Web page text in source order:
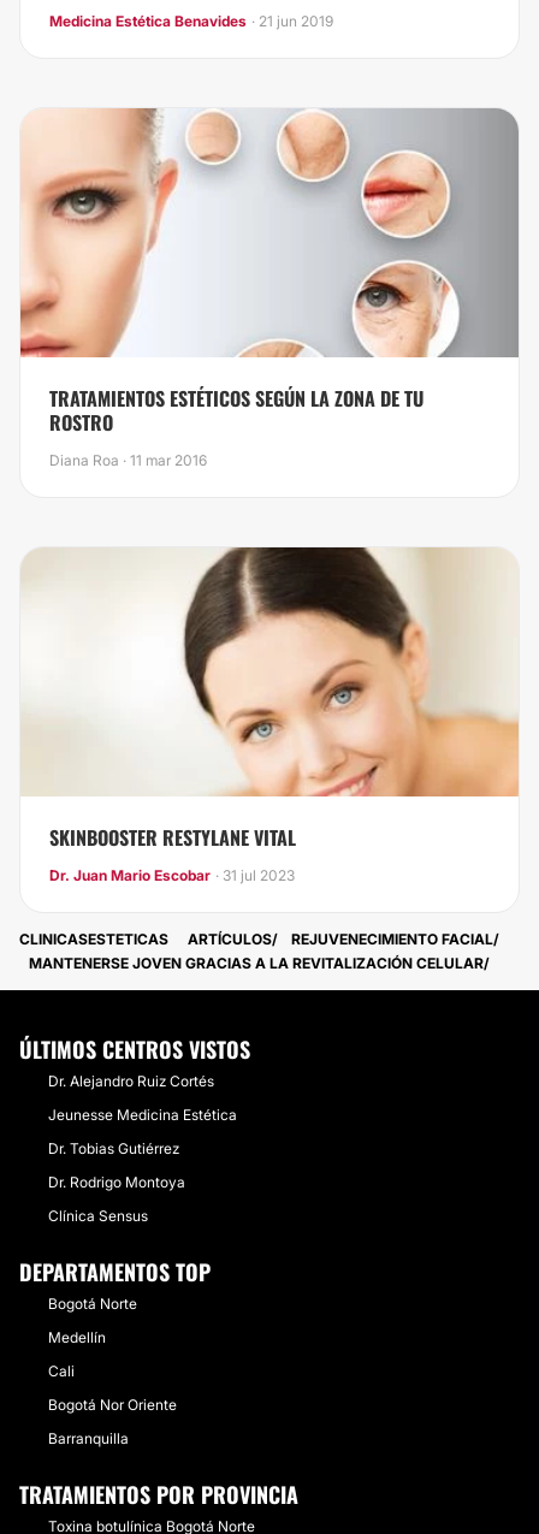
Medicina Estética Benavides · 21 jun 2019
TRATAMIENTOS ESTÉTICOS SEGÚN LA ZONA DE TU
ROSTRO
Diana Roa · 11 mar 2016
SKINBOOSTER RESTYLANE VITAL
Dr. Juan Mario Escobar · 31 jul 2023
CLINICASESTETICAS ARTÍCULOS
REJUVENECIMIENTO FACIAL
MANTENERSE JOVEN GRACIAS A LA REVITALIZACIÓN CELULAR
ÚLTIMOS CENTROS VISTOS
Dr. Alejandro Ruiz Cortés
Jeunesse Medicina Estética
Dr. Tobias Gutiérrez
Dr. Rodrigo Montoya
Clínica Sensus
DEPARTAMENTOS TOP
Bogotá Norte
Medellín
Cali
Bogotá Nor Oriente
Barranquilla
TRATAMIENTOS POR PROVINCIA
Toxina botulínica Bogotá Norte